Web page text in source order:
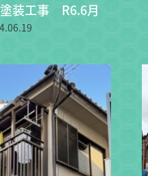
装工事 R6.6月